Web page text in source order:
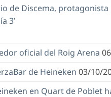
de Discema, protagonista
3’
oficial del Roig Arena
de Heineken 03/10/
en Quart de Poblet